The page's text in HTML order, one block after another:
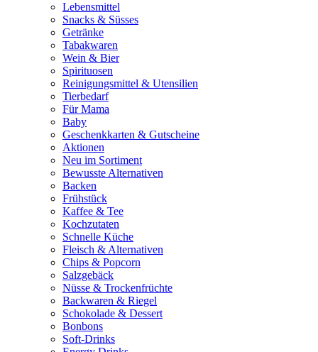
Lebensmittel
Snacks & Süsses
Getränke
Tabakwaren
Wein & Bier
Spirituosen
Reinigungsmittel & Utensilien
Tierbedarf
Für Mama
Baby
Geschenkkarten & Gutscheine
Aktionen
Neu im Sortiment
Bewusste Alternativen
Backen
Frühstück
Kaffee & Tee
Kochzutaten
Schnelle Küche
Fleisch & Alternativen
Chips & Popcorn
Salzgebäck
Nüsse & Trockenfrüchte
Backwaren & Riegel
Schokolade & Dessert
Bonbons
Soft-Drinks